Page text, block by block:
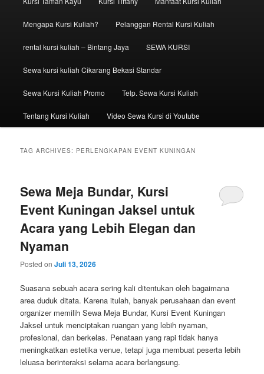
Mengapa Kursi Kuliah? Pelanggan Rental Kursi Kuliah
rental kursi kuliah – Bintang Jaya SEWA KURSI
Sewa kursi kuliah Cikarang Bekasi Standar
Sewa Kursi Kuliah Promo Telp. Sewa Kursi Kuliah
Tentang Kursi Kuliah Video Sewa Kursi di Youtube
TAG ARCHIVES: PERLENGKAPAN EVENT KUNINGAN
Sewa Meja Bundar, Kursi
Event Kuningan Jaksel untuk
Acara yang Lebih Elegan dan
Nyaman
Posted onJuli 13, 2026
Suasana sebuah acara sering kali ditentukan oleh bagaimana
area duduk ditata. Karena itulah, banyak perusahaan dan event
organizer memilih Sewa Meja Bundar, Kursi Event Kuningan
Jaksel untuk menciptakan ruangan yang lebih nyaman,
profesional, dan berkelas. Penataan yang rapi tidak hanya
meningkatkan estetika venue, tetapi juga membuat peserta lebih
leluasa berinteraksi selama acara berlangsung.